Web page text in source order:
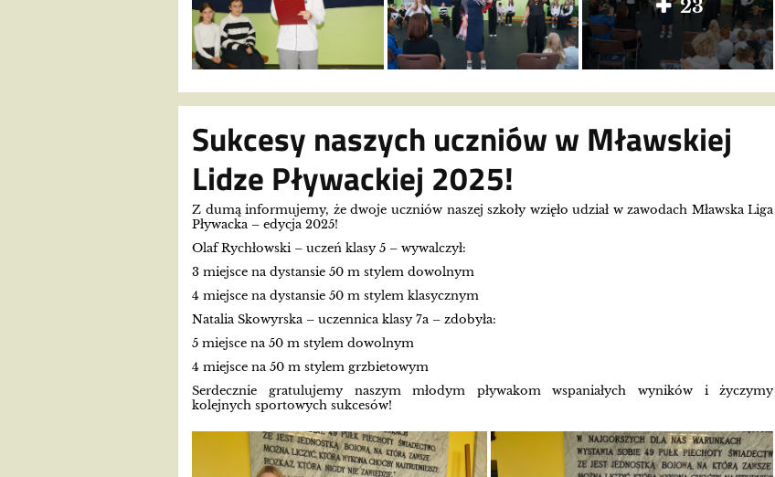
23
Sukcesy naszych uczniów w Mławskiej
Lidze Pływackiej 2025!
Z dumą informujemy, że dwoje uczniów naszej szkoły wzięło udział w zawodach Mławska Liga
Pływacka – edycja 2025!
Olaf Rychłowski – uczeń klasy 5 – wywalczył:
3 miejsce na dystansie 50 m stylem dowolnym
4 miejsce na dystansie 50 m stylem klasycznym
Natalia Skowyrska – uczennica klasy 7a – zdobyła:
5 miejsce na 50 m stylem dowolnym
4 miejsce na 50 m stylem grzbietowym
Serdecznie gratulujemy naszym młodym pływakom wspaniałych wyników i życzymy
kolejnych sportowych sukcesów!